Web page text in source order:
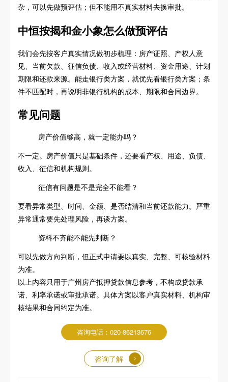
杂，可以先做预评估；但不能用不真实材料去换审批。
中恒按揭和金小象怎么做预评估
我们会先按客户真实情况做初步梳理：房产证照、产权人意
见、当前欠款、征信负债、收入或经营材料、资金用途、计划
期限和还款来源。能走银行类方案，就优先看银行类方案；条
件不匹配时，再说明非银行机构的成本、期限和合同边界。
常见问题
房产价值够高，就一定能办吗？
不一定。房产价值只是基础条件，还要看产权、用途、负债、
收入、征信和机构规则。
征信有问题是不是完全不能看？
要看异常类型、时间、金额、是否结清和当前还款能力。严重
异常通常要先处理风险，再谈方案。
资料不齐能不能先判断？
可以先做方向判断，但正式申请要以真实、完整、可核验材料
为准。
以上内容只用于广州房产抵押贷款信息参考，不构成贷款承
诺、利率承诺或审批承诺。具体方案以客户真实材料、机构审
核结果和合同约定为准。
咨询电话：020-86213676
咨询了解